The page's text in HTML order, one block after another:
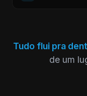
Tudo flui pra
de um